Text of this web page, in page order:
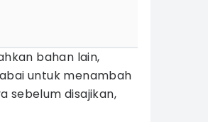
bahan lain,
untuk menambah
sebelum disajikan,